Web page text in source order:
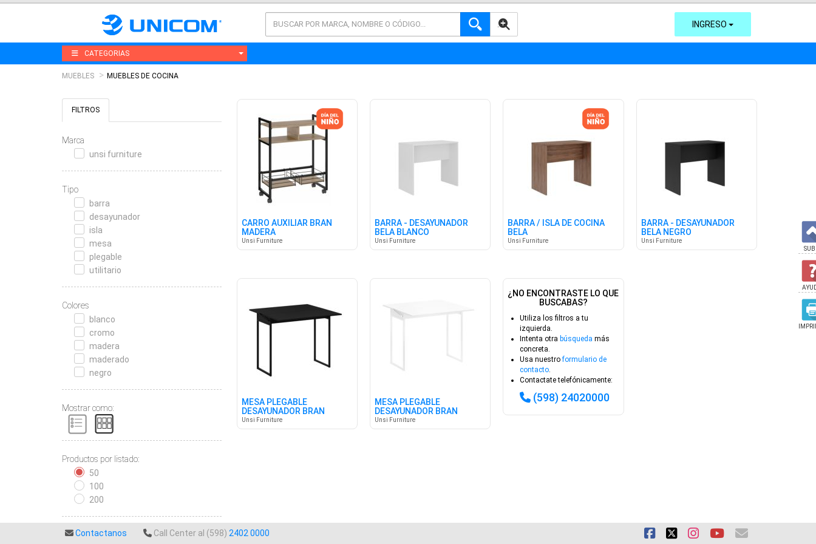
AVANZADA INGRESO
CATEGORIAS
MUEBLES MUEBLES DE COCINA
FILTROS
Marca
unsi furniture
Tipo
barra
desayunador
isla
mesa
plegable
utilitario
Colores
blanco
cromo
madera
maderado
negro
Mostrar como:
Productos por listado:
50
100
200
CARRO AUXILIAR BRAN
MADERA
Unsi Furniture
BARRA - DESAYUNADOR
BELA BLANCO
Unsi Furniture
BARRA / ISLA DE COCINA
BELA
Unsi Furniture
BARRA - DESAYUNADOR
BELA NEGRO
Unsi Furniture
MESA PLEGABLE
DESAYUNADOR BRAN
NEGRO
Unsi Furniture
MESA PLEGABLE
DESAYUNADOR BRAN
BLANCO
Unsi Furniture
¿NO ENCONTRASTE LO QUE
BUSCABAS?
Utiliza los filtros a tu
izquierda.
Intenta otra búsqueda más
concreta.
Usa nuestroformulario de
contacto
Contactate telefónicamente:
(598) 24020000
Contactanos Call Center al (598) 2402 0000